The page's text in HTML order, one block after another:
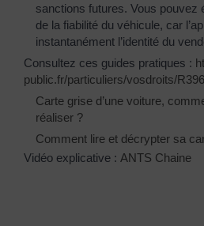
sanctions futures. Vous pouvez
de la fiabilité du véhicule, car
instantanément l’identité du
Consultez ces guides pratiques :
public.fr/particuliers/vosdroits/
Carte grise d’une voiture,
réaliser ?
Comment lire et décrypter sa
Vidéo explicative : ANTS Chaine